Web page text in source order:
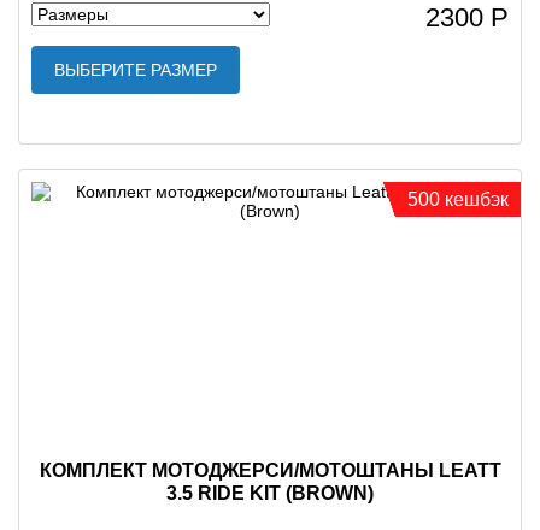
2300 Р
ВЫБЕРИТЕ РАЗМЕР
КОМПЛЕКТ МОТОДЖЕРСИ/МОТОШТАНЫ LEATT
3.5 RIDE KIT (BROWN)
500 кешбэк